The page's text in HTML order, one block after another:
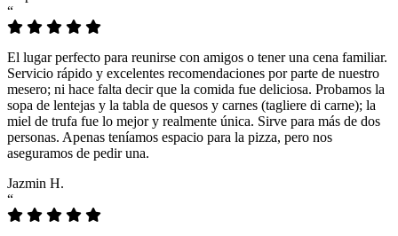
“
El lugar perfecto para reunirse con amigos o tener una cena familiar.
Servicio rápido y excelentes recomendaciones por parte de nuestro
mesero; ni hace falta decir que la comida fue deliciosa. Probamos la
sopa de lentejas y la tabla de quesos y carnes (tagliere di carne); la
miel de trufa fue lo mejor y realmente única. Sirve para más de dos
personas. Apenas teníamos espacio para la pizza, pero nos
aseguramos de pedir una.
Jazmin H.
“